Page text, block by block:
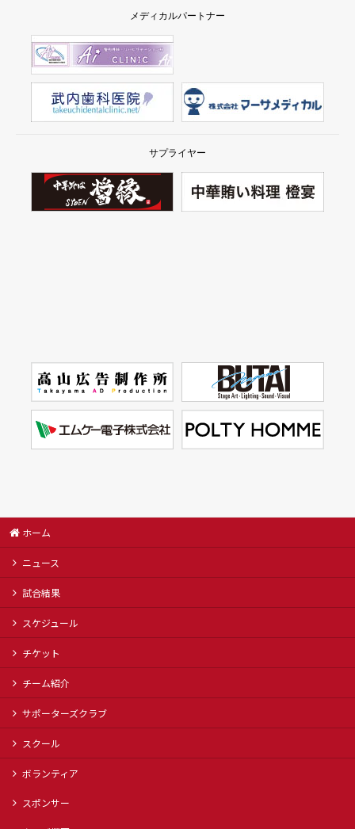
メディカルパートナー
サプライヤー
ホーム
ニュース
試合結果
スケジュール
チケット
チーム紹介
サポーターズクラブ
スクール
ボランティア
スポンサー